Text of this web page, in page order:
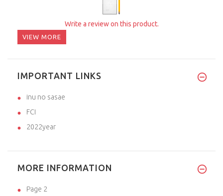
Write a review on this product.
VIEW MORE
IMPORTANT LINKS
inu no sasae
FCI
2022year
MORE INFORMATION
Page 2